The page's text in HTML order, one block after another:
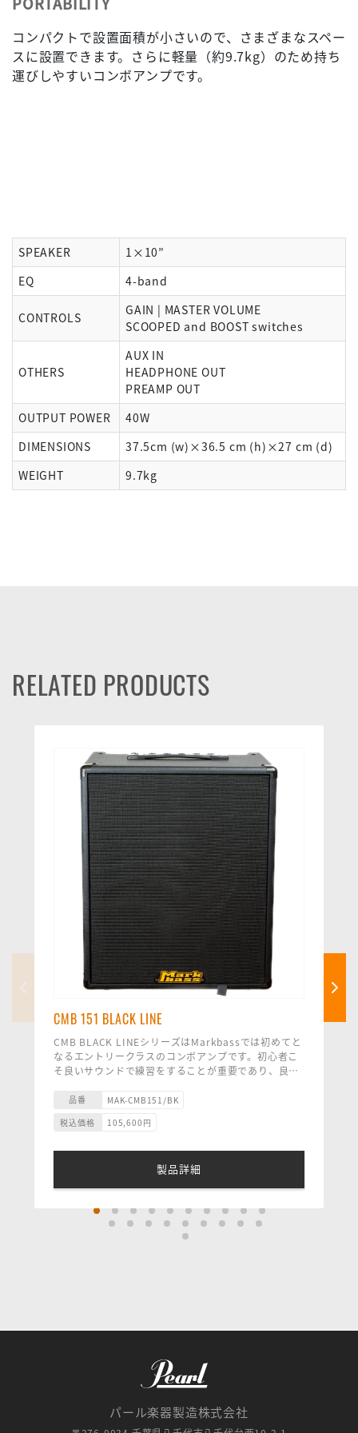
コンパクトで設置面積が小さいので、さまざまなスペー
スに設置できます。さらに軽量（約9.7kg）のため持ち
運びしやすいコンボアンプです。
SPEAKER
1×10”
EQ
4-band
CONTROLS
GAIN | MASTER VOLUME
SCOOPED and BOOST switches
OTHERS
AUX IN
HEADPHONE OUT
PREAMP OUT
OUTPUT POWER
40W
DIMENSIONS
37.5cm (w)×36.5 cm (h)×27 cm (d)
WEIGHT
9.7kg
RELATED PRODUCTS
CMB 151 BLACK LINE
CMB BLACK LINEシリーズはMarkbassでは初めてと
なるエントリークラスのコンボアンプです。初心者こ
そ良いサウンドで練習をすることが重要であり、良質
と情熱を育みながら、サウンドメイクと技術が身に付
はコストを抑えながらも音質に妥協することなく、し
品番
MAK-CMB151/BK
税込価格
105,600 円
製品詳細
パール楽器製造株式会社